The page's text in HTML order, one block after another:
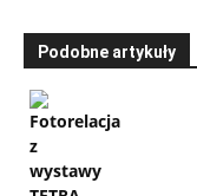
Podobne artykuły